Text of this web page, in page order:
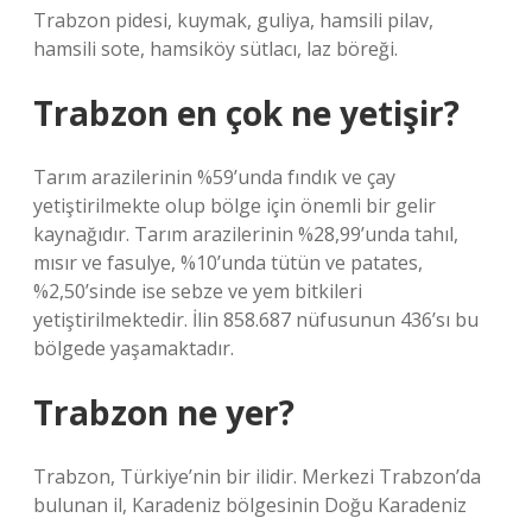
Trabzon pidesi, kuymak, guliya, hamsili pilav,
hamsili sote, hamsiköy sütlacı, laz böreği.
Trabzon en çok ne yetişir?
Tarım arazilerinin %59’unda fındık ve çay
yetiştirilmekte olup bölge için önemli bir gelir
kaynağıdır. Tarım arazilerinin %28,99’unda tahıl,
mısır ve fasulye, %10’unda tütün ve patates,
%2,50’sinde ise sebze ve yem bitkileri
yetiştirilmektedir. İlin 858.687 nüfusunun 436’sı bu
bölgede yaşamaktadır.
Trabzon ne yer?
Trabzon, Türkiye’nin bir ilidir. Merkezi Trabzon’da
bulunan il, Karadeniz bölgesinin Doğu Karadeniz